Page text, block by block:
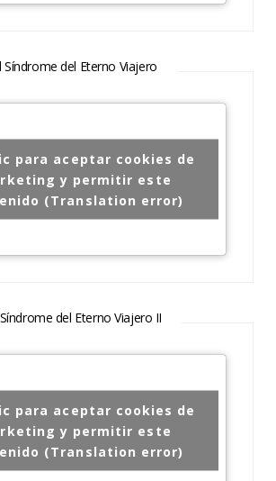
Síndrome del Eterno Viajero
para aceptar cookies de
y permitir este
(Translation error)
del Eterno Viajero II
para aceptar cookies de
y permitir este
(Translation error)